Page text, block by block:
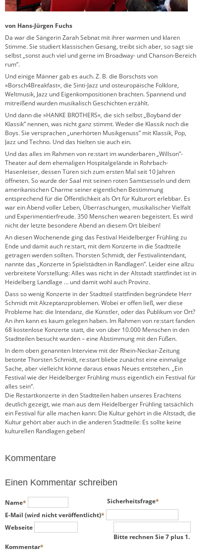
von Hans-Jürgen Fuchs
Da war die Sängerin Zarah Sebnat mit ihrer warmen und klaren
Stimme. Sie studiert klassischen Gesang, treibt sich aber, so sagt sie
selbst „sonst auch viel und gerne im Broadway- und Chanson-Bereich
rum”.
Und einige Männer gab es auch. Z. B. die Borschsts von
»Borsch4Breakfast«, die Sinti-Jazz und osteuropäische Folklore,
Weltmusik, Jazz und Eigenkompositionen brachten. Spannend und
mitreißend wurden musikalisch Geschichten erzählt.
Und dann die »HANKE BROTHERS«, die sich selbst „Boyband der
Klassik” nennen, was nicht ganz stimmt. Weder die Klassik noch die
Boys. Sie versprachen „unerhörten Musikgenuss” mit Klassik, Pop,
Jazz und Techno. Und das hielten sie auch ein.
Und das alles im Rahmen von re:start im wunderbaren „Willson”-
Theater auf dem ehemaligen Hospitalgelände in Rohrbach-
Hasenleiser, dessen Türen sich zum ersten Mal seit 10 Jahren
öffneten. So wurde der Saal mit seinen roten Samtsesseln und dem
amerikanischen Charme seiner eigentlichen Bestimmung
entsprechend für die Öffentlichkeit als Ort für Kulturort erlebbar. Es
war ein Abend voller Leben, Überraschungen, musikalischer Vielfalt
und Experimentierfreude. 350 Menschen wearen begeistert. Es wird
nicht der letzte besondere Abend an diesem Ort bleiben!
An diesen Wochenende ging das Festival Heidelberger Frühling zu
Ende und damit auch re:start, mit dem Konzerte in die Stadtteile
getragen werden sollten. Thorsten Schmidt, der Festivalintendant,
nannte das „Konzerte in Spielstädten in Randlagen”. Leider eine allzu
verbreitete Vorstellung: Alles was nicht in der Altstadt stattfindet ist in
Heidelberg Landlage … und damit wohl auch Provinz.
Dass so wenig Konzerte in der Stadtteil stattfinden begründete Herr
Schmidt mit Akzeptanzproblemen. Wobei er offen ließ, wer diese
Probleme hat: die Intendanz, die Künstler, oder das Publikum vor Ort?
An ihm kann es kaum gelegen haben. Im Rahmen von re:start fanden
68 kostenlose Konzerte statt, die von über 10.000 Menschen in den
Stadtteilen besucht wurden – eine Abstimmung mit den Füßen.
In dem oben genannten Interview mit der Rhein-Neckar-Zeitung
betonte Thorsten Schmidt, re:start bliebe zunächst eine einmalige
Sache, aber vielleicht könne daraus etwas Neues entstehen. „Ein
Festival wie der Heidelberger Frühling muss eigentlich ein Festival für
alles sein“.
Die Restartkonzerte in den Stadtteilen haben unseres Erachtens
deutlich gezeigt, wie man aus dem Heidelberger Frühling tatsächlich
ein Festival für alle machen kann: Die Kultur gehört in die Altstadt, die
Kultur gehört aber auch in die anderen Stadtteile: Es sollte keine
kulturellen Randlagen geben!
Kommentare
Einen Kommentar schreiben
Pflichtfeld
Name*
Pflichtfeld
E-Mail (wird nicht veröffentlicht)*
Webseite
Pflichtfeld
Sicherheitsfrage*
Bitte rechnen Sie 7 plus 1.
Pflichtfeld
Kommentar*